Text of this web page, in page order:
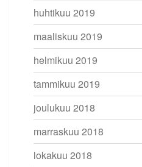
huhtikuu 2019
maaliskuu 2019
helmikuu 2019
tammikuu 2019
joulukuu 2018
marraskuu 2018
lokakuu 2018